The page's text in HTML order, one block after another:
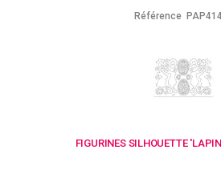
Référence
FIGURINES SILHOUETTE